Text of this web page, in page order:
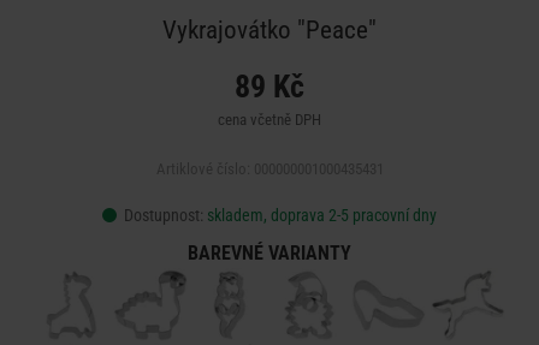
Vykrajovátko "Peace"
89 Kč
cena včetně DPH
Dostupnost: skladem, doprava 2-5 pracovní dny
BAREVNÉ VARIANTY